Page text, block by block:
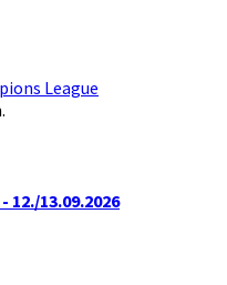
League
13.09.2026